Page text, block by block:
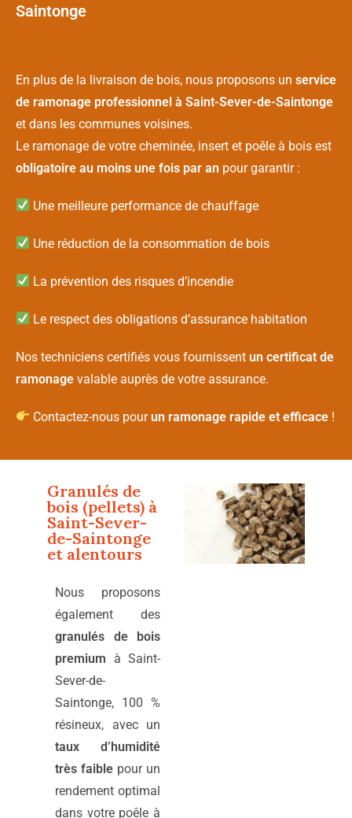
Saintonge
En plus de la livraison de bois, nous proposons un service
de ramonage professionnel à Saint-Sever-de-Saintonge
et dans les communes voisines.
Le ramonage de votre cheminée, insert et poêle à bois est
obligatoire au moins une fois par an pour garantir :
Une meilleure performance de chauffage
Une réduction de la consommation de bois
La prévention des risques d’incendie
Le respect des obligations d’assurance habitation
Nos techniciens certifiés vous fournissent un certificat de
ramonage valable auprès de votre assurance.
Contactez-nous pourun ramonage rapide et efficace !
Granulés de
bois (pellets) à
Saint-Sever-
de-Saintonge
et alentours
Nous proposons
également des
granulés de bois
premium à Saint-
Sever-de-
Saintonge, 100 %
résineux, avec un
taux d’humidité
très faible pour un
rendement optimal
dans votre poêle à